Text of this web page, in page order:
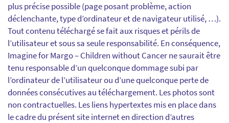
plus précise possible (page posant problème, action
déclenchante, type d’ordinateur et de navigateur utilisé, …).
Tout contenu téléchargé se fait aux risques et périls de
l’utilisateur et sous sa seule responsabilité. En conséquence,
Imagine for Margo – Children without Cancer ne saurait être
tenu responsable d’un quelconque dommage subi par
l’ordinateur de l’utilisateur ou d’une quelconque perte de
données consécutives au téléchargement. Les photos sont
non contractuelles. Les liens hypertextes mis en place dans
le cadre du présent site internet en direction d’autres